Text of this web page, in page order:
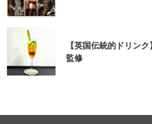
【英国伝統的ドリン
監修